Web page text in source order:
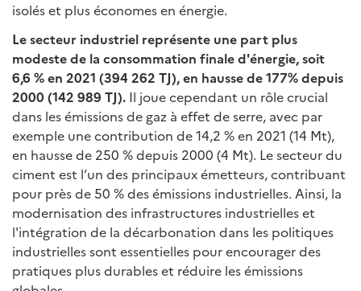
isolés et plus économes en énergie.
Le secteur industriel représente une part plus
modeste de la consommation finale d'énergie, soit
6,6 % en 2021 (394 262 TJ), en hausse de 177% depuis
2000 (142 989 TJ). Il joue cependant un rôle crucial
dans les émissions de gaz à effet de serre, avec par
exemple une contribution de 14,2 % en 2021 (14 Mt),
en hausse de 250 % depuis 2000 (4 Mt). Le secteur du
ciment est l’un des principaux émetteurs, contribuant
pour près de 50 % des émissions industrielles. Ainsi, la
modernisation des infrastructures industrielles et
l'intégration de la décarbonation dans les politiques
industrielles sont essentielles pour encourager des
pratiques plus durables et réduire les émissions